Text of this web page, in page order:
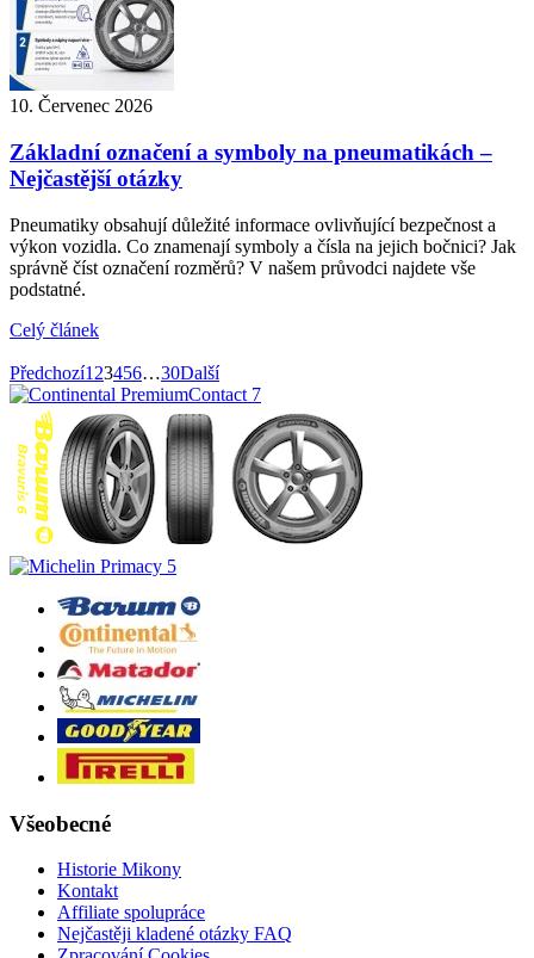
10. Červenec 2026
Základní označení a symboly na pneumatikách –
Nejčastější otázky
Pneumatiky obsahují důležité informace ovlivňující bezpečnost a
výkon vozidla. Co znamenají symboly a čísla na jejich bočnici? Jak
správně číst označení rozměrů? V našem průvodci najdete vše
podstatné.
Celý článek
Předchozí1 23456…30Další
Všeobecné
Historie Mikony
Kontakt
Affiliate spolupráce
Nejčastěji kladené otázky FAQ